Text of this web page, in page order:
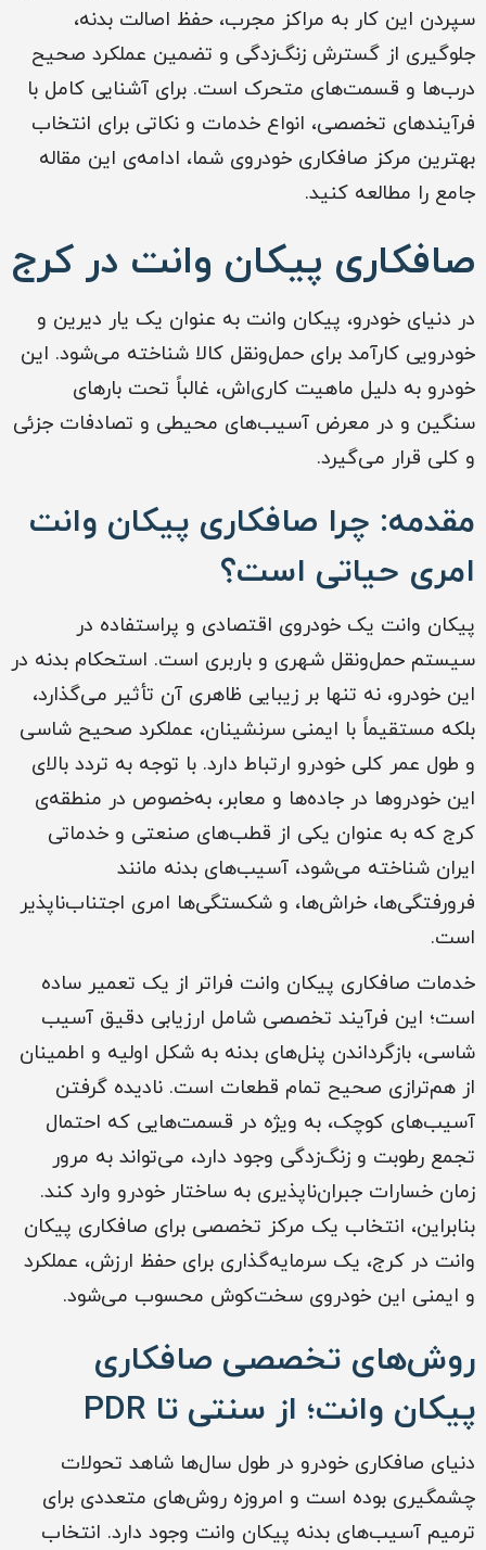
سپردن این کار به مراکز مجرب، حفظ اصالت بدنه،
جلوگیری از گسترش زنگ‌زدگی و تضمین عملکرد صحیح
درب‌ها و قسمت‌های متحرک است. برای آشنایی کامل با
فرآیندهای تخصصی، انواع خدمات و نکاتی برای انتخاب
بهترین مرکز صافکاری خودروی شما، ادامه‌ی این مقاله
جامع را مطالعه کنید.
صافکاری پیکان وانت در کرج
در دنیای خودرو، پیکان وانت به عنوان یک یار دیرین و
خودرویی کارآمد برای حمل‌ونقل کالا شناخته می‌شود. این
خودرو به دلیل ماهیت کاری‌اش، غالباً تحت بارهای
سنگین و در معرض آسیب‌های محیطی و تصادفات جزئی
و کلی قرار می‌گیرد.
مقدمه: چرا صافکاری پیکان وانت
امری حیاتی است؟
پیکان وانت یک خودروی اقتصادی و پراستفاده در
سیستم حمل‌ونقل شهری و باربری است. استحکام بدنه در
این خودرو، نه تنها بر زیبایی ظاهری آن تأثیر می‌گذارد،
بلکه مستقیماً با ایمنی سرنشینان، عملکرد صحیح شاسی
و طول عمر کلی خودرو ارتباط دارد. با توجه به تردد بالای
این خودروها در جاده‌ها و معابر، به‌خصوص در منطقه‌ی
کرج که به عنوان یکی از قطب‌های صنعتی و خدماتی
ایران شناخته می‌شود، آسیب‌های بدنه مانند
فرورفتگی‌ها، خراش‌ها، و شکستگی‌ها امری اجتناب‌ناپذیر
است.
خدمات صافکاری پیکان وانت فراتر از یک تعمیر ساده
است؛ این فرآیند تخصصی شامل ارزیابی دقیق آسیب
شاسی، بازگرداندن پنل‌های بدنه به شکل اولیه و اطمینان
از هم‌ترازی صحیح تمام قطعات است. نادیده گرفتن
آسیب‌های کوچک، به ویژه در قسمت‌هایی که احتمال
تجمع رطوبت و زنگ‌زدگی وجود دارد، می‌تواند به مرور
زمان خسارات جبران‌ناپذیری به ساختار خودرو وارد کند.
بنابراین، انتخاب یک مرکز تخصصی برای صافکاری پیکان
وانت در کرج، یک سرمایه‌گذاری برای حفظ ارزش، عملکرد
و ایمنی این خودروی سخت‌کوش محسوب می‌شود.
روش‌های تخصصی صافکاری
پیکان وانت؛ از سنتی تا PDR
دنیای صافکاری خودرو در طول سال‌ها شاهد تحولات
چشمگیری بوده است و امروزه روش‌های متعددی برای
ترمیم آسیب‌های بدنه پیکان وانت وجود دارد. انتخاب